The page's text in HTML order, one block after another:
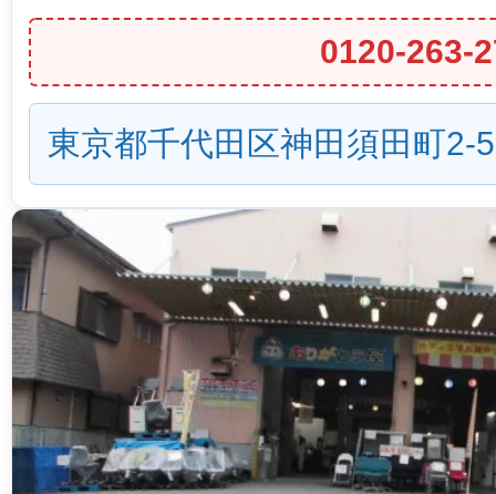
0120-263-
東京都千代田区神田須田町2-